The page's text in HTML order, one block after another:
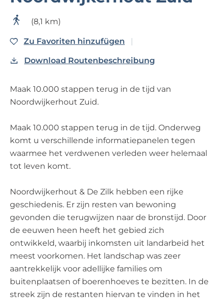
e
(8,1 km)
Zu Favoriten hinzufügen Zu Favoriten
Download Routenbeschreibung
Maak 10.000 stappen terug in de tijd van
Noordwijkerhout Zuid.
Maak 10.000 stappen terug in de tijd. Onderweg
komt u verschillende informatiepanelen tegen
waarmee het verdwenen verleden weer helemaal
tot leven komt.
Noordwijkerhout & De Zilk hebben een rijke
geschiedenis. Er zijn resten van bewoning
gevonden die terugwijzen naar de bronstijd. Door
de eeuwen heen heeft het gebied zich
ontwikkeld, waarbij inkomsten uit landarbeid het
meest voorkomen. Het landschap was zeer
aantrekkelijk voor adellijke families om
buitenplaatsen of boerenhoeves te bezitten. In de
streek zijn de restanten hiervan te vinden in het